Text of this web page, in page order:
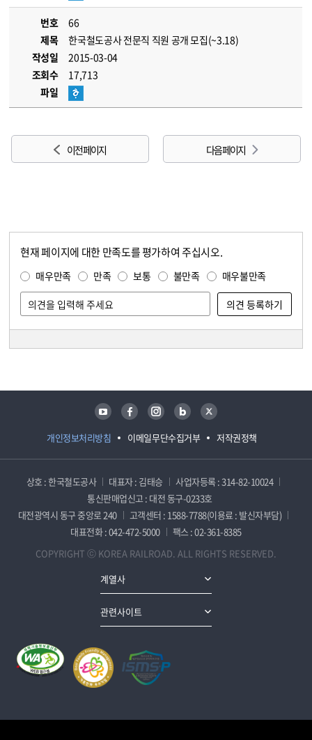
번호
66
제목
한국철도공사 전문직 직원 공개 모집(~3.18)
작성일
2015-03-04
조회수
17,713
파일
이전 페이지 다음 페이지
현재 페이지에 대한 만족도를 평가하여 주십시오.
매우만족 만족 보통 불만족 매우불만족
개인정보처리방침 이메일무단수집거부 저작권정책
유튜브 페이스북 인스타그램 블로그 트위터
상호 : 한국철도공사 대표자 : 김태승
사업자등록 : 314-82-10024
통신판매업신고 : 대전 동구-0233호
대전광역시 동구 중앙로 240
고객센터 : 1588-7788(이용료 : 발신자부담)
대표전화 : 042-472-5000
팩스 : 02-361-8385
COPYRIGHT ⓒ KOREA RAILROAD. ALL RIGHTS RESERVED.
계열사
관련사이트